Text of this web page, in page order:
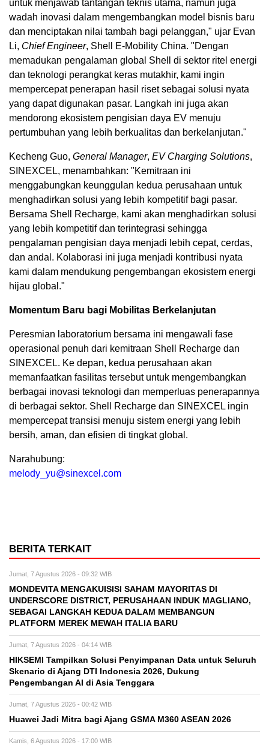
untuk menjawab tantangan teknis utama, namun juga
wadah inovasi dalam mengembangkan model bisnis baru
dan menciptakan nilai tambah bagi pelanggan," ujar Evan
Li, Chief Engineer, Shell E-Mobility China. "Dengan
memadukan pengalaman global Shell di sektor ritel energi
dan teknologi perangkat keras mutakhir, kami ingin
mempercepat penerapan hasil riset sebagai solusi nyata
yang dapat digunakan pasar. Langkah ini juga akan
mendorong ekosistem pengisian daya EV menuju
pertumbuhan yang lebih berkualitas dan berkelanjutan."
Kecheng Guo, General Manager, EV Charging Solutions,
SINEXCEL, menambahkan: "Kemitraan ini
menggabungkan keunggulan kedua perusahaan untuk
menghadirkan solusi yang lebih kompetitif bagi pasar.
Bersama Shell Recharge, kami akan menghadirkan solusi
yang lebih kompetitif dan terintegrasi sehingga
pengalaman pengisian daya menjadi lebih cepat, cerdas,
dan andal. Kolaborasi ini juga menjadi kontribusi nyata
kami dalam mendukung pengembangan ekosistem energi
hijau global."
Momentum Baru bagi Mobilitas Berkelanjutan
Peresmian laboratorium bersama ini mengawali fase
operasional penuh dari kemitraan Shell Recharge dan
SINEXCEL. Ke depan, kedua perusahaan akan
memanfaatkan fasilitas tersebut untuk mengembangkan
berbagai inovasi teknologi dan memperluas penerapannya
di berbagai sektor. Shell Recharge dan SINEXCEL ingin
mempercepat transisi menuju sistem energi yang lebih
bersih, aman, dan efisien di tingkat global.
Narahubung:
melody_yu@sinexcel.com
BERITA TERKAIT
Jumat, 7 Agustus 2026 - 09:32 WIB
MONDEVITA MENGAKUISISI SAHAM MAYORITAS DI
UNDERSCORE DISTRICT, PERUSAHAAN INDUK MAGLIANO,
SEBAGAI LANGKAH KEDUA DALAM MEMBANGUN
PLATFORM MEREK MEWAH ITALIA BARU
Jumat, 7 Agustus 2026 - 04:14 WIB
HIKSEMI Tampilkan Solusi Penyimpanan Data untuk Seluruh
Skenario di Ajang DTI Indonesia 2026, Dukung
Pengembangan AI di Asia Tenggara
Jumat, 7 Agustus 2026 - 00:42 WIB
Huawei Jadi Mitra bagi Ajang GSMA M360 ASEAN 2026
Kamis, 6 Agustus 2026 - 17:00 WIB